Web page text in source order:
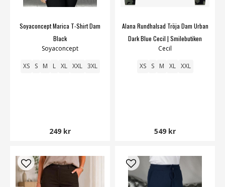
Soyaconcept Marica T-Shirt Dam
Black
Soyaconcept
XS S M L XL XXL 3XL
249 kr
Alana Rundhalsad Tröja Dam Urban
Dark Blue Cecil | Smilebutiken
Cecil
XS S M XL XXL
549 kr